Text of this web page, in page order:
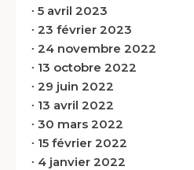
∙ 5 avril 2023
∙ 23 février 2023
∙ 24 novembre 2022
∙ 13 octobre 2022
∙ 29 juin 2022
∙ 13 avril 2022
∙ 30 mars 2022
∙ 15 février 2022
∙ 4 janvier 2022